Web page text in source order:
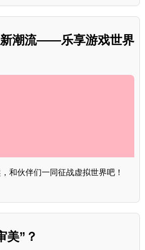
新潮流——乐享游戏世界
和伙伴们一同征战虚拟世界吧！
美”？